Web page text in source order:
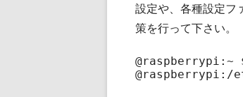
設定や、各種設定フ
策を行って下さい。
@raspberrypi:/